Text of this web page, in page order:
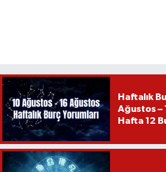
Haftalık
Ağustos –
Hafta 12